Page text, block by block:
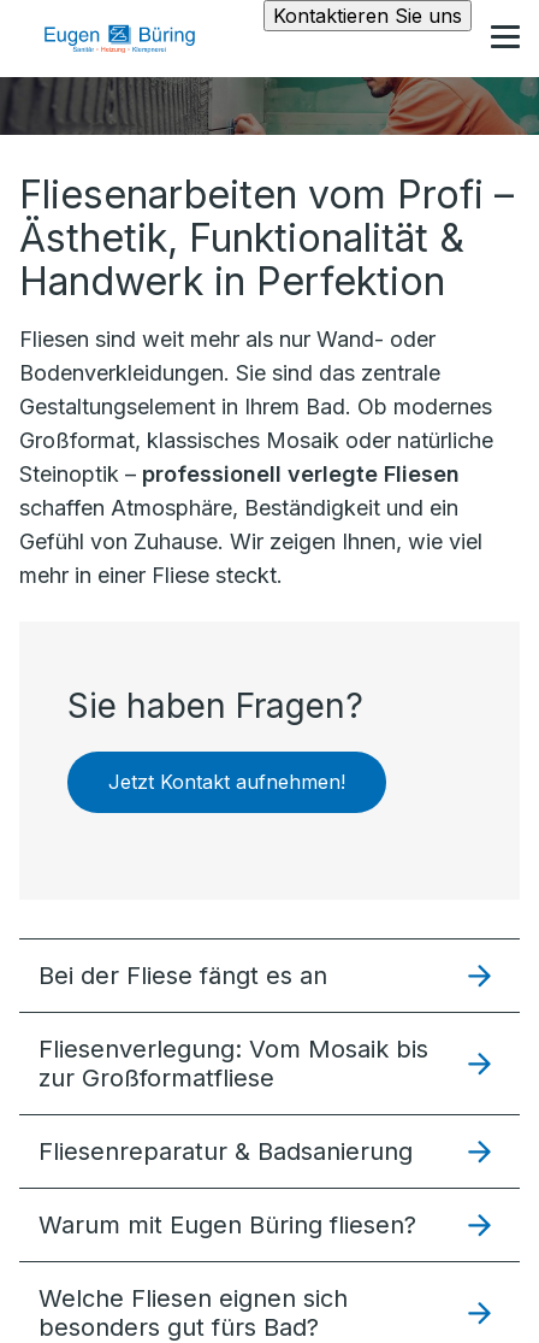
Kontaktieren Sie uns
Fliesenarbeiten vom Profi –
Ästhetik, Funktionalität &
Handwerk in Perfektion
Fliesen sind weit mehr als nur Wand- oder
Bodenverkleidungen. Sie sind das zentrale
Gestaltungselement in Ihrem Bad. Ob modernes
Großformat, klassisches Mosaik oder natürliche
Steinoptik – professionell verlegte Fliesen
schaffen Atmosphäre, Beständigkeit und ein
Gefühl von Zuhause. Wir zeigen Ihnen, wie viel
mehr in einer Fliese steckt.
Sie haben Fragen?
Jetzt Kontakt aufnehmen!
Bei der Fliese fängt es an
Fliesenverlegung: Vom Mosaik bis
zur Großformatfliese
Fliesenreparatur & Badsanierung
Warum mit Eugen Büring fliesen?
Welche Fliesen eignen sich
besonders gut fürs Bad?